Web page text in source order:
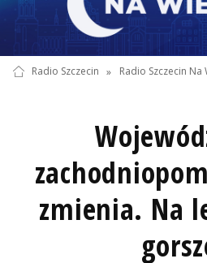
Radio Szczecin » Radio Szczecin Na
zmienia. Na